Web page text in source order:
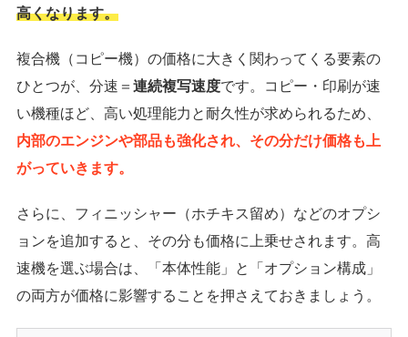
高くなります。
複合機（コピー機）の価格に大きく関わってくる要素の
ひとつが、分速＝ 連続複写速度です。コピー・印刷が速
い機種ほど、高い処理能力と耐久性が求められるため、
内部のエンジンや部品も強化され、その分だけ価格も上
がっていきます。
さらに、フィニッシャー（ホチキス留め）などのオプシ
ョンを追加すると、その分も価格に上乗せされます。高
速機を選ぶ場合は、「本体性能」と「オプション構成」
の両方が価格に影響することを押さえておきましょう。